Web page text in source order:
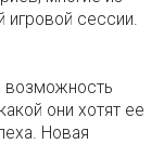
игровой сессии.
возможность
они хотят ее
Новая